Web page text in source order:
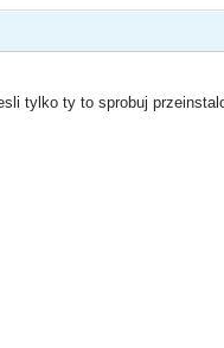
tylko ty to sprobuj